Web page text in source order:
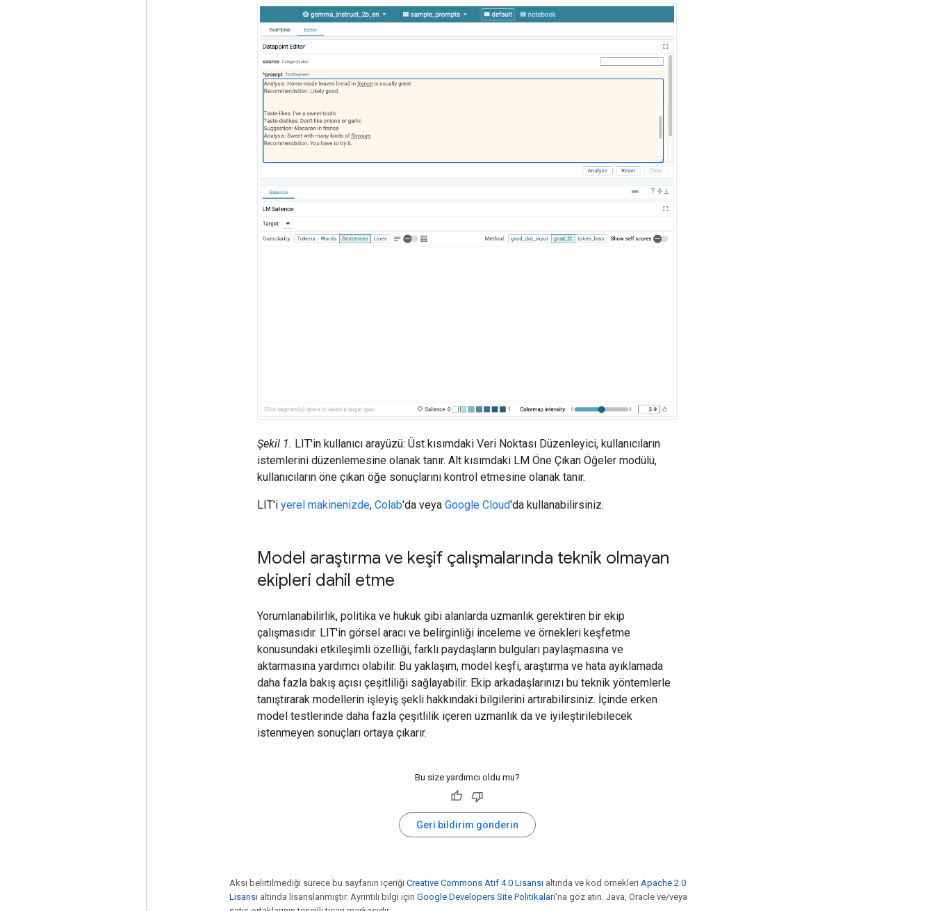
Şekil 1. LIT'in kullanıcı arayüzü: Üst kısımdaki Veri Noktası Düzenleyici, kullanıcıların
istemlerini düzenlemesine olanak tanır. Alt kısımdaki LM Öne Çıkan Öğeler modülü,
kullanıcıların öne çıkan öğe sonuçlarını kontrol etmesine olanak tanır.
LIT'i yerel makinenizde, Colab'da veya Google Cloud'da kullanabilirsiniz.
Model araştırma ve keşif çalışmalarında teknik olmayan
ekipleri dahil etme
Yorumlanabilirlik, politika ve hukuk gibi alanlarda uzmanlık gerektiren bir ekip
çalışmasıdır. LIT'in görsel aracı ve belirginliği inceleme ve örnekleri keşfetme
konusundaki etkileşimli özelliği, farklı paydaşların bulguları paylaşmasına ve
aktarmasına yardımcı olabilir. Bu yaklaşım, model keşfi, araştırma ve hata ayıklamada
daha fazla bakış açısı çeşitliliği sağlayabilir. Ekip arkadaşlarınızı bu teknik yöntemlerle
tanıştırarak modellerin işleyiş şekli hakkındaki bilgilerini artırabilirsiniz. İçinde erken
model testlerinde daha fazla çeşitlilik içeren uzmanlık da ve iyileştirilebilecek
istenmeyen sonuçları ortaya çıkarır.
Bu size yardımcı oldu mu?
Geri bildirim gönderin
Aksi belirtilmediği sürece bu sayfanın içeriği Creative Commons Atıf 4.0 Lisansı altında ve kod örnekleri Apache 2.0
Lisansı altında lisanslanmıştır. Ayrıntılı bilgi için Google Developers Site Politikaları'na göz atın. Java, Oracle ve/veya